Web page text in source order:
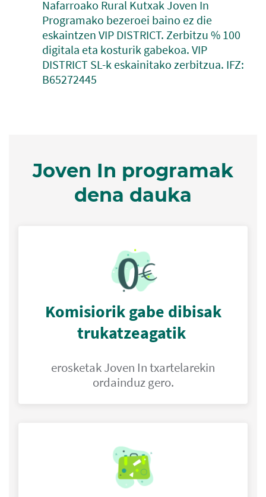
Nafarroako Rural Kutxak Joven In
Programako bezeroei baino ez die
eskaintzen VIP DISTRICT. Zerbitzu % 100
digitala eta kosturik gabekoa. VIP
DISTRICT SL-k eskainitako zerbitzua. IFZ:
B65272445
Joven In programak
dena dauka
Komisiorik gabe dibisak
trukatzeagatik
erosketak Joven In txartelarekin
ordainduz gero.